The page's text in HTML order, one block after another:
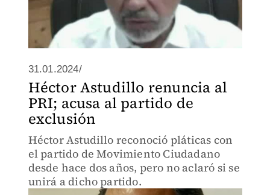
31.01.2024/
Héctor Astudillo renuncia al
PRI; acusa al partido de
exclusión
Héctor Astudillo reconoció pláticas con
el partido de Movimiento Ciudadano
desde hace dos años, pero no aclaró si se
unirá a dicho partido.